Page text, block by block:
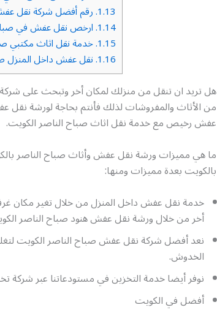
1.13. رقم أفضل شركة نقل
1.14. ارخص نقل عفش في
1.15. خدمة نقل اثاث مكتبي
1.16. نقل عفش داخل المنزل
هل تريد ان تنقل من منزلك لمكان أخر وتبحث على
من الأثاث والمفروشات لذلك فأنتم بحاجة لورشة
عفش رخيص مع خدمة نقل اثاث صباح الناصر الكويت.
ما هي مميزات ورشة نقل عفش وأثاث صباح الناصر
بالكويت بعدة مميزات ومنها:
خدمة نقل عفش داخل المنزل من خلال تغير مكان
أخر من خلال ورشة نقل عفش هنود صباح الناصر
نعد أفضل شركة نقل عفش صباح الناصر الكويت
الخدوش.
نوفر أيضا خدمة التخزين في مستودعاتنا عبر
أفضلفي الكويت